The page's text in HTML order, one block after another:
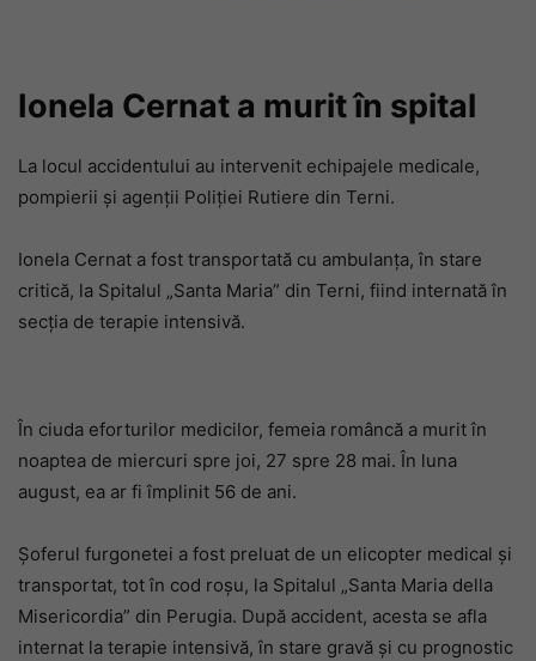
Ionela Cernat a murit în spital
La locul accidentului au intervenit echipajele medicale,
pompierii și agenții Poliției Rutiere din Terni.
Ionela Cernat a fost transportată cu ambulanța, în stare
critică, la Spitalul „Santa Maria” din Terni, fiind internată în
secția de terapie intensivă.
În ciuda eforturilor medicilor, femeia româncă a murit în
noaptea de miercuri spre joi, 27 spre 28 mai. În luna
august, ea ar fi împlinit 56 de ani.
Șoferul furgonetei a fost preluat de un elicopter medical și
transportat, tot în cod roșu, la Spitalul „Santa Maria della
Misericordia” din Perugia. După accident, acesta se afla
internat la terapie intensivă, în stare gravă și cu prognostic